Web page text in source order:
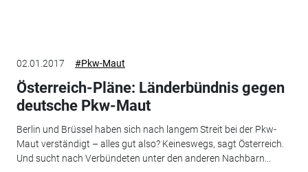
02.01.2017 #Pkw-Maut
Österreich-Pläne: Länderbündnis gegen
deutsche Pkw-Maut
Berlin und Brüssel haben sich nach langem Streit bei der Pkw-
Maut verständigt – alles gut also? Keineswegs, sagt Österreich.
Und sucht nach Verbündeten unter den anderen Nachbarn...